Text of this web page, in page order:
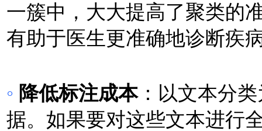
一簇中，大大提高了聚类的
有助于医生更准确地诊断疾
◦ 降低标注成本：以文本分
据。如果要对这些文本进行